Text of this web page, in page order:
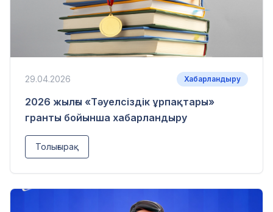
29.04.2026 Хабарландыру
2026 жылғы «Тәуелсіздік ұрпақтары»
гранты бойынша хабарландыру
Толығырақ